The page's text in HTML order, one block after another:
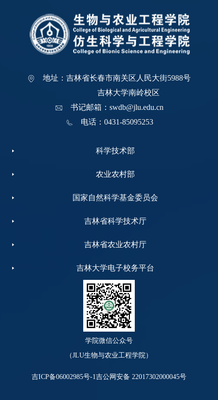
地址：吉林省长春市南关区人民大街5988号
吉林大学南岭校区
书记邮箱：swdb@jlu.edu.cn
电话：0431-85095253
科学技术部
农业农村部
国家自然科学基金委员会
吉林省科学技术厅
吉林省农业农村厅
吉林大学电子校务平台
学院微信公众号
（JLU生物与农业工程学院）
吉ICP备06002985号-1吉公网安备 22017302000045号